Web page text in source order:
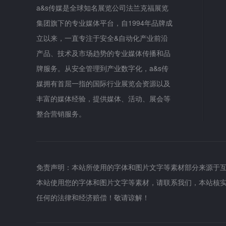
a&s传媒是全球知名展览公司法兰克福展览
集团旗下的专业媒体平台，自1994年品牌成
立以来，一直专注于安全&自动化产业前沿
产品、技术及市场趋势的专业媒体传播和品
牌服务。从安全管理到产业数字化，a&s传
媒拥有首屈一指的国际行业展览会资源以及
丰富的媒体经验，提供媒体、活动、展会等
整合营销服务。
免责声明：本站所使用的字体和图片文字等素材部分来源
本站使用您的字体和图片文字等素材，请联系我们，本站
任何的法律和经济赔偿！敬请谅解！